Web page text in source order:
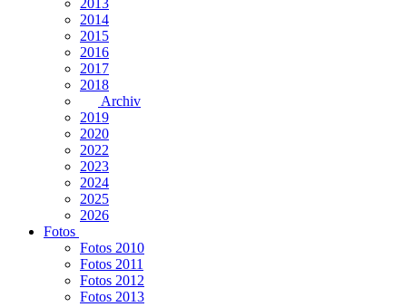
2013
2014
2015
2016
2017
2018
Archiv
2019
2020
2022
2023
2024
2025
2026
Fotos
Fotos 2010
Fotos 2011
Fotos 2012
Fotos 2013